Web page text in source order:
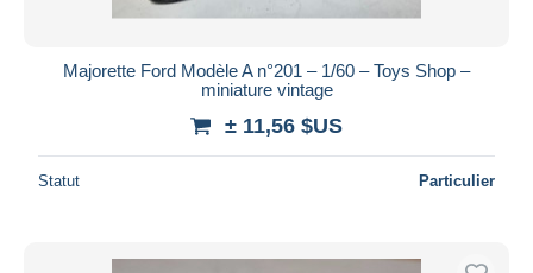
Majorette Ford Modèle A n°201 – 1/60 – Toys Shop –
miniature vintage
± 11,56 $US
Statut Particulier